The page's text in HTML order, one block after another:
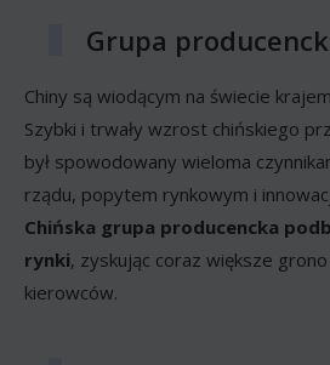
Grupa
Chiny są wiodącym na świecie
Szybki i trwały wzrost chińskiego
był spowodowany wieloma
rządu, popytem rynkowym i
Chińska grupa producencka
rynki, zyskując coraz większe
kierowców.